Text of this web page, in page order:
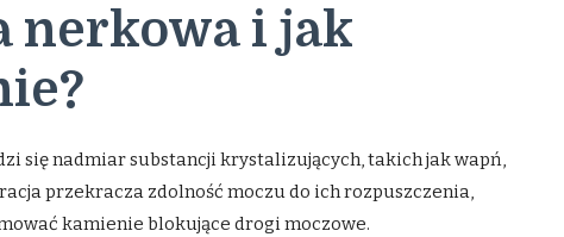
nerkowa i jak
się nadmiar substancji krystalizujących, takich jak wapń,
przekracza zdolność moczu do ich rozpuszczenia,
kamienie blokujące drogi moczowe.